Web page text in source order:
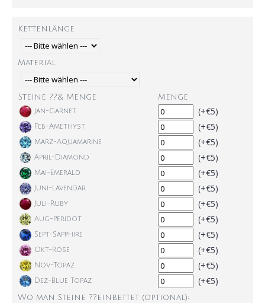
Kettenlänge
Material
Steine ??& Menge Menge
Jan-Garnet (+€5)
Feb-Amethyst (+€5)
März-Aquamarine (+€5)
April-Diamond (+€5)
Mai-Emerald (+€5)
Juni-Lavendar (+€5)
Juli-Ruby (+€5)
Aug-Peridot (+€5)
Sept-Sapphire (+€5)
Okt-Rose (+€5)
Nov-Topaz (+€5)
Dez-Blue Topaz (+€5)
Wo man Steine ??einbettet (optional):